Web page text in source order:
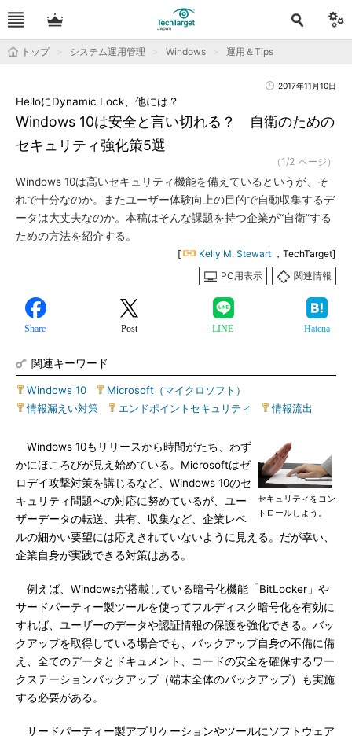
トップ システム運用管理 Windows 運用＆Tips
2017年11月10日
Windows 10は安全と言い切れる？ 自衛のための
セキュリティ強化策5選
HelloにDynamic Lock、他には？
（1/2 ページ）
Windows 10は高いセキュリティ機能を備えているというが、そ
れで十分なのか。またユーザー体験向上の目的で自動収集するデ
ータは大丈夫なのか。本稿はそんな課題を持つ企業が“自衛”する
ための方法を紹介する。
[ Kelly M. Stewart ，TechTarget]
PC用表示
関連情報
Share Post LINE Hatena
関連キーワード
Windows 10 Microsoft（マイクロソフト）
情報漏えい対策
エンドポイントセキュリティ 情報流出
セキュリティをコン
トロールしよう。
Windows 10もリリースから時間がたち、わず
かにほころびが見え始めている。Microsoftはゼ
ロデイ攻撃対策を講じるなど、Windows 10のセ
キュリティ問題への対応に努めているが、ユー
ザーデータの転送、共有、収集など、企業レベ
ルの細かい要望には応えきれていないように見える。だが幸い、
企業自身が実践できる対策はある。
例えば、Windowsが搭載している暗号化機能「BitLocker」や
サードパーティー製ツールを使ってフルディスク暗号化を有効に
すれば、ユーザーのデータや認証情報の保護を強化できる。バッ
クアップを取得している場合でも、バックアップ自身の不備に備
え、全てのデータとドキュメント、コードの安全を確保するワー
クステーションバックアップ（端末全体のバックアップ）も実施
する必要がある。
サードパーティー製アプリケーションやツールにソフトウェア